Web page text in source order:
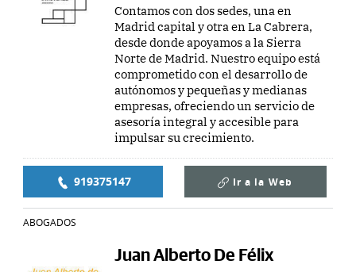
Contamos con dos sedes, una en
Madrid capital y otra en La Cabrera,
desde donde apoyamos a la Sierra
Norte de Madrid. Nuestro equipo está
comprometido con el desarrollo de
autónomos y pequeñas y medianas
empresas, ofreciendo un servicio de
asesoría integral y accesible para
impulsar su crecimiento.
919375147 Ir a la Web
ABOGADOS
Juan Alberto De Félix